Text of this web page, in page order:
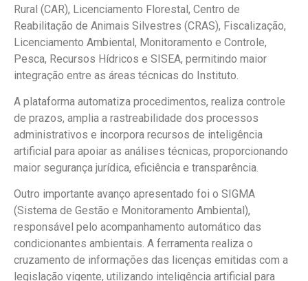
Rural (CAR), Licenciamento Florestal, Centro de
Reabilitação de Animais Silvestres (CRAS), Fiscalização,
Licenciamento Ambiental, Monitoramento e Controle,
Pesca, Recursos Hídricos e SISEA, permitindo maior
integração entre as áreas técnicas do Instituto.
A plataforma automatiza procedimentos, realiza controle
de prazos, amplia a rastreabilidade dos processos
administrativos e incorpora recursos de inteligência
artificial para apoiar as análises técnicas, proporcionando
maior segurança jurídica, eficiência e transparência.
Outro importante avanço apresentado foi o SIGMA
(Sistema de Gestão e Monitoramento Ambiental),
responsável pelo acompanhamento automático das
condicionantes ambientais. A ferramenta realiza o
cruzamento de informações das licenças emitidas com a
legislação vigente, utilizando inteligência artificial para